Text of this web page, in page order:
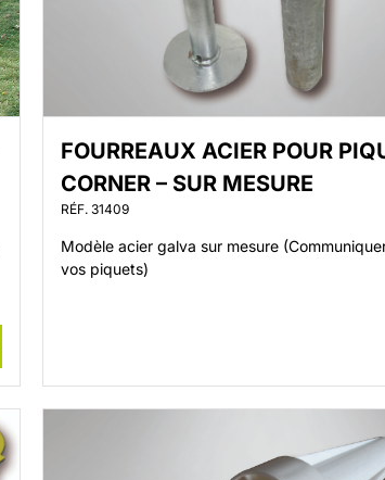
FOURREAUX ACIER POUR
CORNER – SUR MESURE
RÉF. 31409
Modèle acier galva sur mesure
vos piquets)